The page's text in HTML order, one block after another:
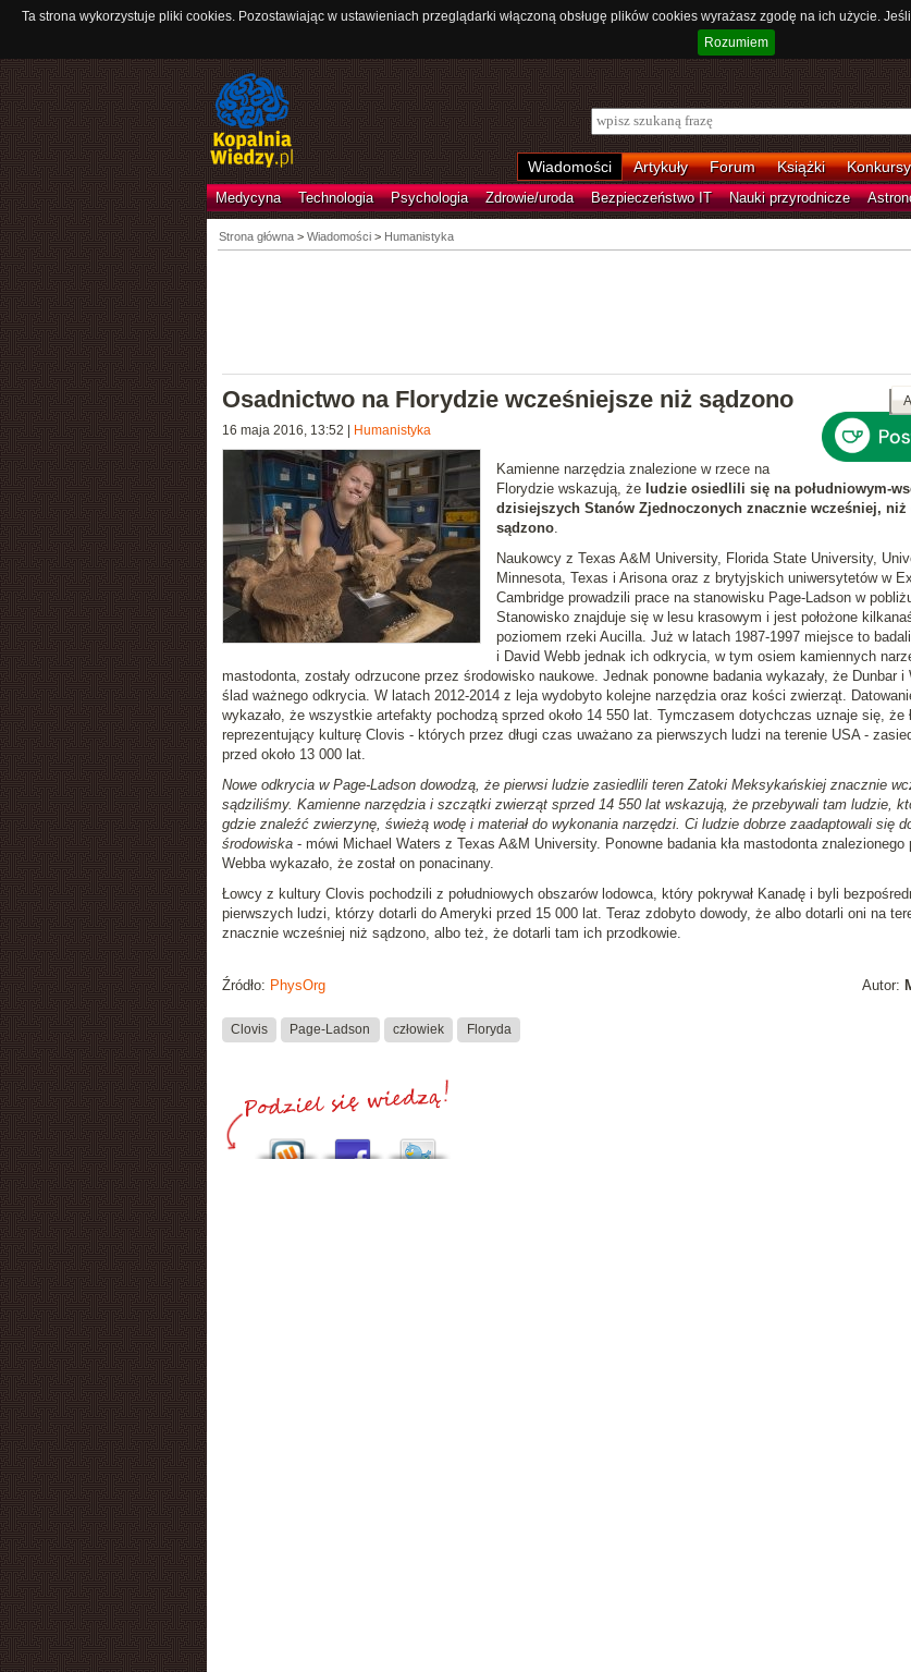
Ta strona wykorzystuje pliki cookies. Pozostawiając w ustawieniach przeglądarki włączoną obsługę plików cookies wyrażasz zgodę na ich użycie.
Rozumiem
Wiadomości Artykuły Forum Książki Konkursy
Medycyna Technologia Psychologia Zdrowie/uroda Bezpieczeństwo IT Nauki przyrodnicze
Strona główna> Wiadomości > Humanistyka
A
Osadnictwo na Florydzie wcześniejsze niż sądzono
16 maja 2016, 13:52 Humanistyka
Kamienne narzędzia znalezione w rzece na
Florydzie wskazują, że ludzie osiedlili się na południowym-
dzisiejszych Stanów Zjednoczonych znacznie wcześniej, niż
sądzono.
Naukowcy z Texas A&M University, Florida State University,
Minnesota, Texas i Arisona oraz z brytyjskich uniwersytetów w
Cambridge prowadzili prace na stanowisku Page-Ladson w
Stanowisko znajduje się w lesu krasowym i jest położone
poziomem rzeki Aucilla. Już w latach 1987-1997 miejsce to
i David Webb jednak ich odkrycia, w tym osiem kamiennych
mastodonta, zostały odrzucone przez środowisko naukowe. Jednak ponowne badania wykazały, że Dunbar i
ślad ważnego odkrycia. W latach 2012-2014 z leja wydobyto kolejne narzędzia oraz kości zwierząt.
wykazało, że wszystkie artefakty pochodzą sprzed około 14 550 lat. Tymczasem dotychczas uznaje się, że
reprezentujący kulturę Clovis - których przez długi czas uważano za pierwszych ludzi na terenie USA -
przed około 13 000 lat.
Nowe odkrycia w Page-Ladson dowodzą, że pierwsi ludzie zasiedlili teren Zatoki Meksykańskiej znacznie
sądziliśmy. Kamienne narzędzia i szczątki zwierząt sprzed 14 550 lat wskazują, że przebywali tam ludzie,
gdzie znaleźć zwierzynę, świeżą wodę i materiał do wykonania narzędzi. Ci ludzie dobrze zaadaptowali się
środowiska- mówi Michael Waters z Texas A&M University. Ponowne badania kła mastodonta znalezionego
Webba wykazało, że został on ponacinany.
Łowcy z kultury Clovis pochodzili z południowych obszarów lodowca, który pokrywał Kanadę i byli
pierwszych ludzi, którzy dotarli do Ameryki przed 15 000 lat. Teraz zdobyto dowody, że albo dotarli oni na
znacznie wcześniej niż sądzono, albo też, że dotarli tam ich przodkowie.
Autor:
Źródło: PhysOrg
Clovis Page-Ladson człowiek Floryda